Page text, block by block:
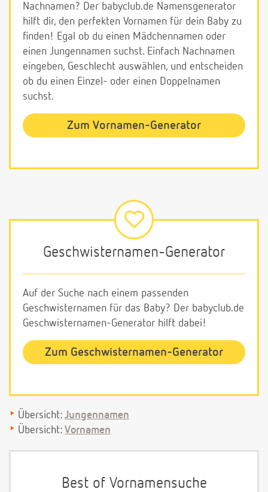
Nachnamen? Der babyclub.de Namensgenerator
hilft dir, den perfekten Vornamen für dein Baby zu
finden! Egal ob du einen Mädchennamen oder
einen Jungennamen suchst. Einfach Nachnamen
eingeben, Geschlecht auswählen, und entscheiden
ob du einen Einzel- oder einen Doppelnamen
suchst.
Zum Vornamen-Generator
Geschwisternamen-Generator
Auf der Suche nach einem passenden
Geschwisternamen für das Baby? Der babyclub.de
Geschwisternamen-Generator hilft dabei!
Zum Geschwisternamen-Generator
Übersicht: Jungennamen
Übersicht: Vornamen
Best of Vornamensuche